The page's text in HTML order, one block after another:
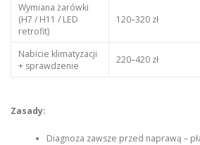
Wymiana żarówki
(H7 / H11 / LED
retrofit)
120–320 zł
Nabicie klimatyzacji
+ sprawdzenie
220–420 zł
Zasady:
Diagnoza zawsze przed naprawą –